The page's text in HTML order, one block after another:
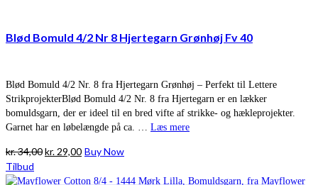
Blød Bomuld 4/2 Nr 8 Hjertegarn Grønhøj Fv 40
Blød Bomuld 4/2 Nr. 8 fra Hjertegarn Grønhøj – Perfekt til Lettere
StrikprojekterBlød Bomuld 4/2 Nr. 8 fra Hjertegarn er en lækker
bomuldsgarn, der er ideel til en bred vifte af strikke- og hækleprojekter.
Garnet har en løbelængde på ca. … Læs mere
kr.34,00Den
pris
kr. 29,00Den
pris
Buy Now
Tilbud